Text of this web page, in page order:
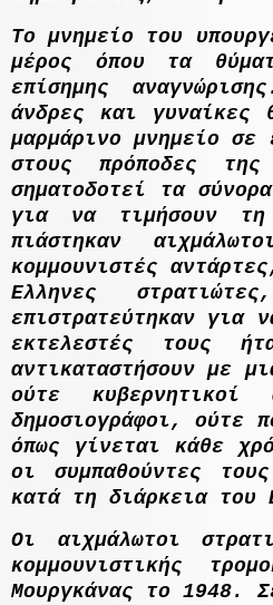
Το µνηµείο του
µέρος όπου τα
επίσηµης
άνδρες και γυναίκες
µαρµάρινο µνηµείο
στους πρόποδες
σηµατοδοτεί τα
για να τιµήσουν τη
πιάστηκαν
κοµµουνιστές
Eλληνες
επιστρατεύτηκαν για
εκτελεστές τους
αντικαταστήσουν µε
ούτε
δηµοσιογράφοι, ούτε
όπως γίνεται κάθε
οι συµπαθούντες
κατά τη διάρκεια του
Οι αιχµάλωτοι
κοµµουνιστικής
Μουργκάνας το 1948.